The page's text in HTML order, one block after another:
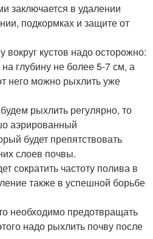
заключается в удалении
подкормках и защите от
кустов надо осторожно:
глубину не более 5-7 см, а
него можно рыхлить уже
рыхлить регулярно, то
аэрированный
будет препятствовать
слоев почвы.
сократить частоту полива в
также в успешной борьбе
необходимо предотвращать
надо рыхлить почву после